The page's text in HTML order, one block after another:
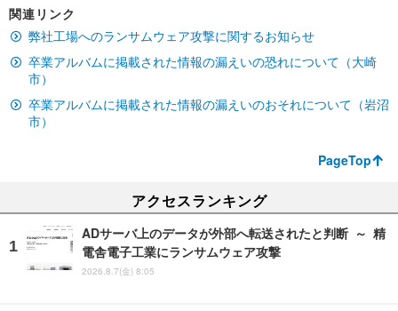
関連リンク
弊社工場へのランサムウェア攻撃に関するお知らせ
卒業アルバムに掲載された情報の漏えいの恐れについて（大崎
市）
卒業アルバムに掲載された情報の漏えいのおそれについて（岩沼
市）
PageTop
アクセスランキング
ADサーバ上のデータが外部へ転送されたと判断 ～ 精
電舎電子工業にランサムウェア攻撃
2026.8.7(金) 8:05